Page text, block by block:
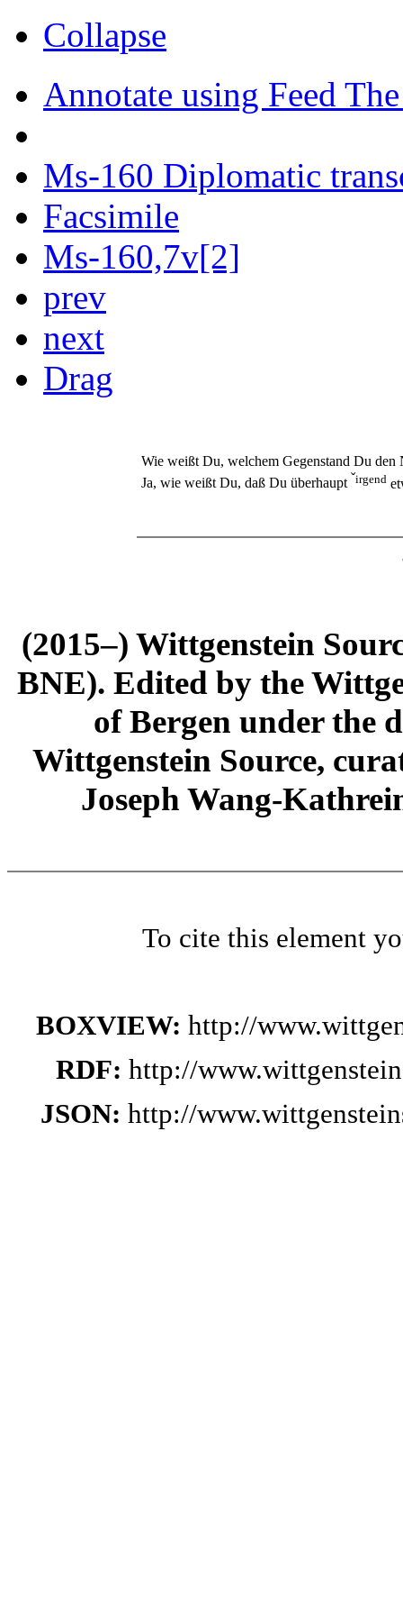
Collapse
Annotate using Feed
Ms-160 Diplomatic
Facsimile
Ms-160,7v[2]
prev
next
Drag
Wie weißt Du, welchem Gegenstand Du den
Ja, wie weißt Du, daß Du überhauptˇirgend
(2015–) Wittgenstein
BNE). Edited by the
of Bergen under the
Wittgenstein Source,
Joseph Wang-
To cite this element
BOXVIEW: http://
RDF: http://
JSON: http://